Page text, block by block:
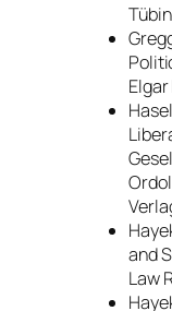
Elgar
and
Law